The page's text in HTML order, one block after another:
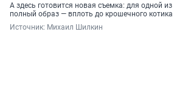
А здесь готовится новая съемка: для одной
полный образ — вплоть до крошечного котика
Источник: Михаил Шилкин